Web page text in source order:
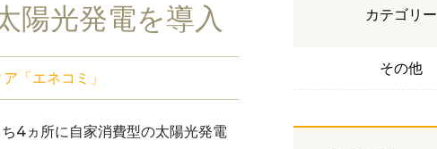
陽光発電を導入
「エネコミ」
4ヵ所に自家消費型の太陽光発電
カテゴリー
その他